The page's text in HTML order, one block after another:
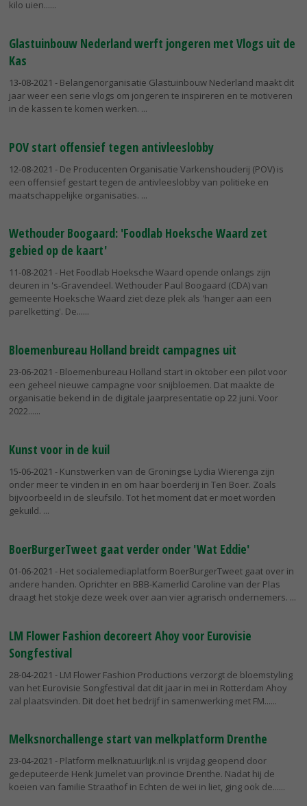
kilo uien...
Glastuinbouw Nederland werft jongeren met Vlogs uit de
Kas
13-08-2021 - Belangenorganisatie Glastuinbouw Nederland maakt dit
jaar weer een serie vlogs om jongeren te inspireren en te motiveren
in de kassen te komen werken.
POV start offensief tegen antivleeslobby
12-08-2021 - De Producenten Organisatie Varkenshouderij (POV) is
een offensief gestart tegen de antivleeslobby van politieke en
maatschappelijke organisaties.
Wethouder Boogaard: 'Foodlab Hoeksche Waard zet
gebied op de kaart'
11-08-2021 - Het Foodlab Hoeksche Waard opende onlangs zijn
deuren in 's-Gravendeel. Wethouder Paul Boogaard (CDA) van
gemeente Hoeksche Waard ziet deze plek als 'hanger aan een
parelketting'. De...
Bloemenbureau Holland breidt campagnes uit
23-06-2021 - Bloemenbureau Holland start in oktober een pilot voor
een geheel nieuwe campagne voor snijbloemen. Dat maakte de
organisatie bekend in de digitale jaarpresentatie op 22 juni. Voor
2022...
Kunst voor in de kuil
15-06-2021 - Kunstwerken van de Groningse Lydia Wierenga zijn
onder meer te vinden in en om haar boerderij in Ten Boer. Zoals
bijvoorbeeld in de sleufsilo. Tot het moment dat er moet worden
gekuild.
BoerBurgerTweet gaat verder onder 'Wat Eddie'
01-06-2021 - Het socialemediaplatform BoerBurgerTweet gaat over in
andere handen. Oprichter en BBB-Kamerlid Caroline van der Plas
draagt het stokje deze week over aan vier agrarisch ondernemers.
LM Flower Fashion decoreert Ahoy voor Eurovisie
Songfestival
28-04-2021 - LM Flower Fashion Productions verzorgt de bloemstyling
van het Eurovisie Songfestival dat dit jaar in mei in Rotterdam Ahoy
zal plaatsvinden. Dit doet het bedrijf in samenwerking met FM...
Melksnorchallenge start van melkplatform Drenthe
23-04-2021 - Platform melknatuurlijk.nl is vrijdag geopend door
gedeputeerde Henk Jumelet van provincie Drenthe. Nadat hij de
koeien van familie Straathof in Echten de wei in liet, ging ook de...